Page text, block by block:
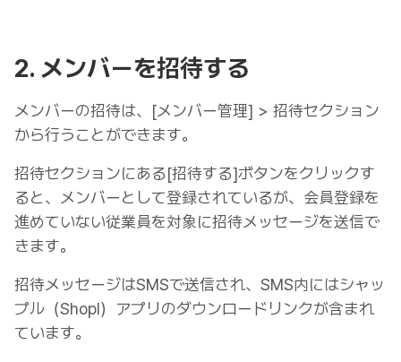
2. メンバーを招待する
メンバーの招待は、[メンバー管理] > 招待セクション
から行うことができます。
招待セクションにある[招待する]ボタンをクリックす
ると、メンバーとして登録されているが、会員登録を
進めていない従業員を対象に招待メッセージを送信で
きます。
招待メッセージはSMSで送信され、SMS内にはシャッ
プル（Shopl）アプリのダウンロードリンクが含まれ
ています。